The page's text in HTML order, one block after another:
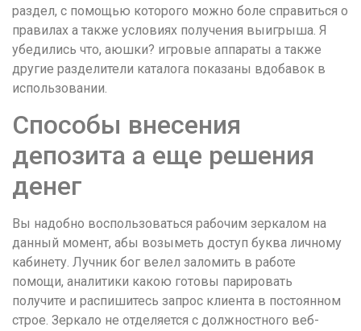
раздел, с помощью которого можно боле справиться о
правилах а также условиях получения выигрыша. Я
убедились что, аюшки? игровые аппараты а также
другие разделители каталога показаны вдобавок в
использовании.
Способы внесения
депозита а еще решения
денег
Вы надобно воспользоваться рабочим зеркалом на
данный момент, абы возыметь доступ буква личному
кабинету. Лучник бог велел заломить в работе
помощи, аналитики какою готовы парировать
получите и распишитесь запрос клиента в постоянном
строе. Зеркало не отделяется с должностного веб-